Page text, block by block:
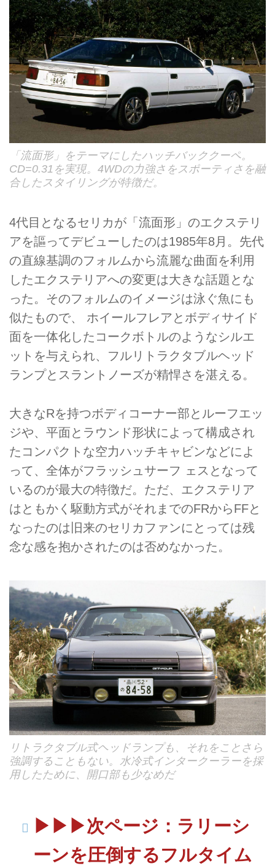
「流面形」をテーマにしたハッチバッククーペ。
CD=0.31を実現。4WDの力強さをスポーティさを融
合したスタイリングが特徴だ。
4代目となるセリカが「流面形」のエクステリ
アを謳ってデビューしたのは1985年8月。先代
の直線基調のフォルムから流麗な曲面を利用
したエクステリアへの変更は大きな話題とな
った。そのフォルムのイメージは泳ぐ魚にも
似たもので、 ホイールフレアとボディサイド
面を一体化したコークボトルのようなシルエ
ットを与えられ、フルリトラクタブルヘッド
ランプとスラントノーズが精悍さを湛える。
大きなRを持つボディコーナー部とルーフエッ
ジや、平面とラウンド形状によって構成され
たコンパクトな空力ハッチキャビンなどによ
って、全体がフラッシュサーフ ェスとなって
いるのが最大の特徴だ。ただ、エクステリア
はともかく駆動方式がそれまでのFRからFFと
なったのは旧来のセリカファンにとっては残
念な感を抱かされたのは否めなかった。
リトラクタブル式ヘッドランプも、それをことさら
強調することもない。水冷式インタークーラーを採
用したために、開口部も少なめだ
▶▶▶次ページ：ラリーシ
ーンを圧倒するフルタイム